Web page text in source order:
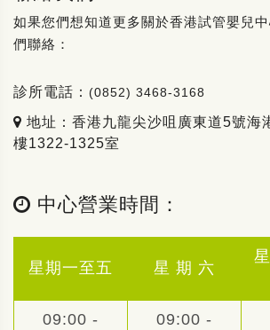
如果您們想知道更多關於香港試管嬰兒
們聯絡：
診所電話： (0852) 3468-3168
地址：香港九龍尖沙咀廣東道5號海
樓1322-1325室
中心營業時間：
星期一至五 星 期 六
09:00 - 09:00 -